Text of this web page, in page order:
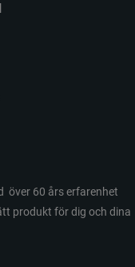
över 60 års erfarenhet
produkt för dig och dina